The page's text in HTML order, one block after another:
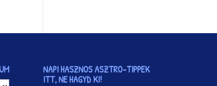
NAPI HASZNOS ASZTRO-TIPPEK
ITT, NE HAGYD KI!